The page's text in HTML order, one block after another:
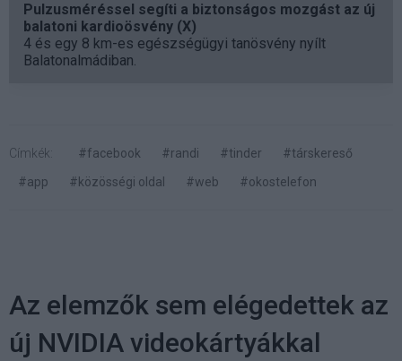
Pulzusméréssel segíti a biztonságos mozgást az új
balatoni kardioösvény (X)
4 és egy 8 km-es egészségügyi tanösvény nyílt
Balatonalmádiban.
Címkék: #facebook #randi #tinder
#társkereső
#app
#közösségi oldal #web #okostelefon
Az elemzők sem elégedettek az
új NVIDIA videokártyákkal